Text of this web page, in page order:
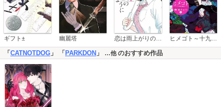
ギフト± 幽麗塔 恋は雨上がりのように ヒメゴト～十九歳の制服～
「 CATNOTDOG 」 「 PARKDON 」 …他のおすすめ作品